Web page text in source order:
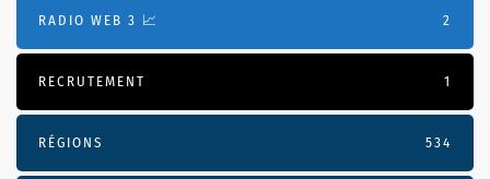
RADIO WEB 3 📈 2
RECRUTEMENT 1
RÉGIONS 534